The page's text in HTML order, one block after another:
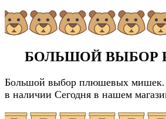
БОЛЬШОЙ ВЫБОР
Большой выбор плюшевых мишек.
в наличии Сегодня в нашем